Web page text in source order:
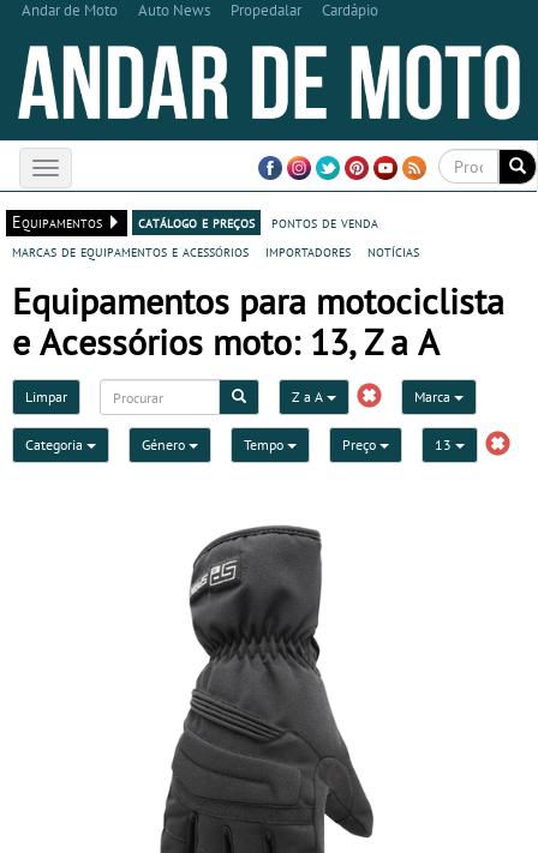
Andar de Moto Auto News Propedalar Cardápio
Toggle
navigation
Equipamentos
catálogo e preços
pontos de venda
marcas de equipamentos e acessórios
importadores notícias
Equipamentos para motociclista
e Acessórios moto: 13, Z a A
Limpar Z a A Marca
Categoria Género Tempo Preço 13